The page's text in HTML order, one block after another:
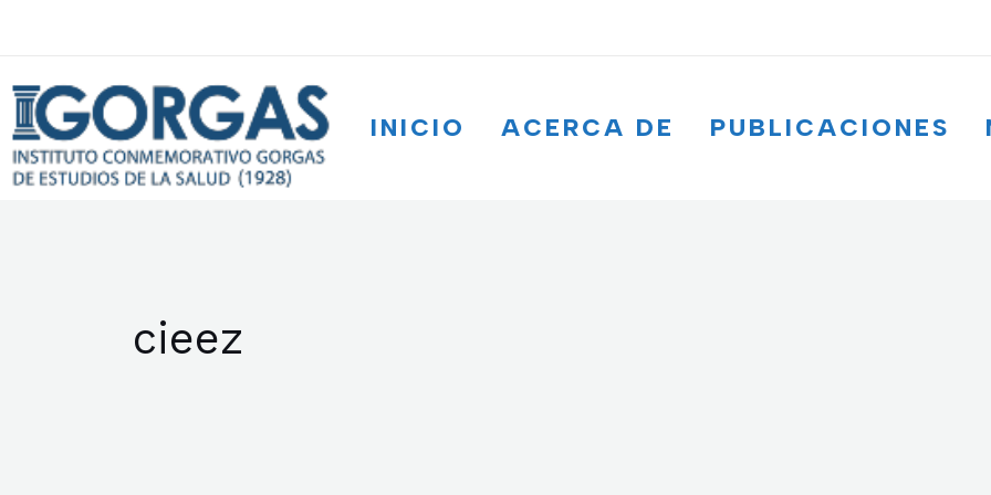
INICIO ACERCA DE PUBLICACIONES
cieez